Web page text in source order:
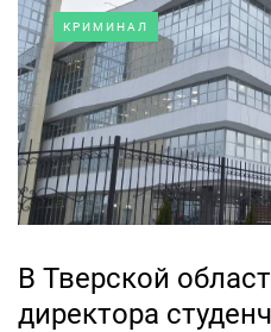
КРИМИНАЛ
В Тверской
директора